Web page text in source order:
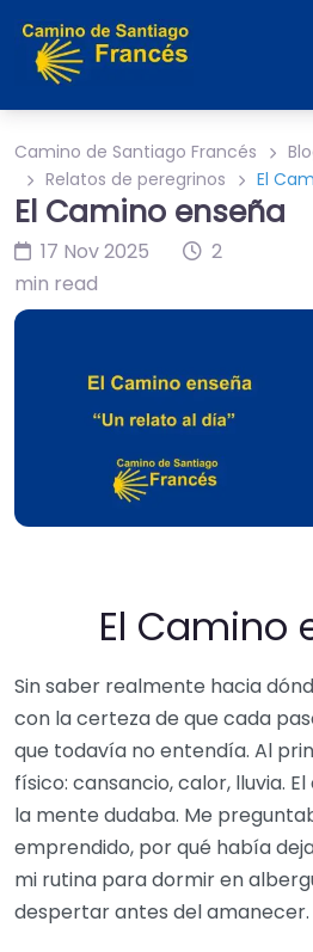
Camino de Santiago Francés
Relatos de peregrinos
El
El Camino enseña
17 Nov 2025
2
min read
El Camino
Sin saber realmente hacia
con la certeza de que cada
que todavía no entendía. Al
físico: cansancio, calor, lluvia.
la mente dudaba. Me
emprendido, por qué había
mi rutina para dormir en
despertar antes del amanecer.